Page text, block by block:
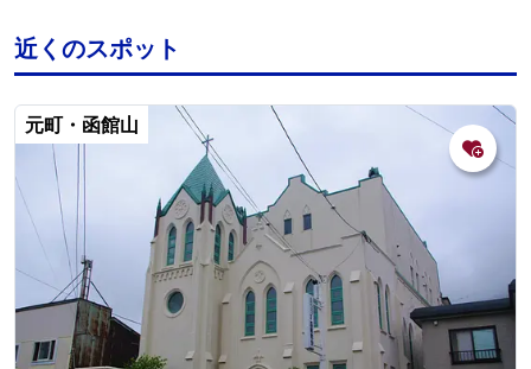
近くのスポット
元町・函館山